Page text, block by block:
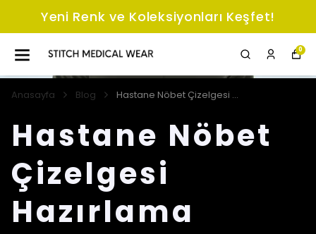
Yeni Renk ve Koleksiyonları
0
Anasayfa Blog Hastane Nöbet Çizelgesi Hazırlama
Hastane Nöbet
Çizelgesi
Hazırlama